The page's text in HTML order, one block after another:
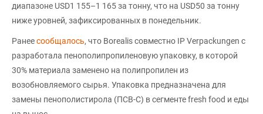
диапазоне USD1 155–1 165 за тонну, что на USD50 за тонну
ниже уровней, зафиксированных в понедельник.
Ранеесообщалось, что Borealis совместно IP Verpackungen с
разработала пенополипропиленовую упаковку, в которой
30% материала заменено на полипропилен из
возобновляемого сырья. Упаковка предназначена для
замены пенополистирола (ПСВ-С) в сегменте fresh food и еды